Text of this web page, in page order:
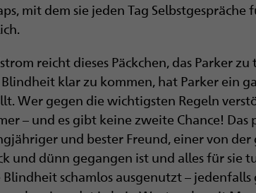
mit dem sie jeden Tag
reicht dieses Päckchen, das Parker
klar zu kommen, hat Parker ein
Wer gegen die wichtigsten Regeln
– und es gibt keine zweite Chance!
und bester Freund, einer von der
und dünn gegangen ist und alles für sie
schamlos ausgenutzt – jedenfalls